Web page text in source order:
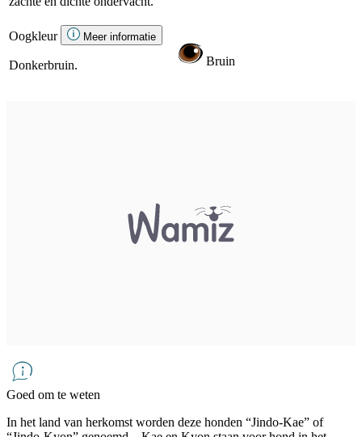
Oogkleur Meer informatie
Donkerbruin. Bruin
Goed om te weten
In het land van herkomst worden deze honden “Jindo-Kae” of